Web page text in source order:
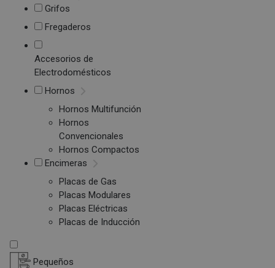
Grifos
Fregaderos
Accesorios de
Electrodomésticos
Hornos
Hornos Multifunción
Hornos
Convencionales
Hornos Compactos
Encimeras
Placas de Gas
Placas Modulares
Placas Eléctricas
Placas de Inducción
Pequeños